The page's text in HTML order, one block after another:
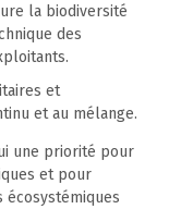
la biodiversité
des
et
et au mélange.
une priorité pour
et pour